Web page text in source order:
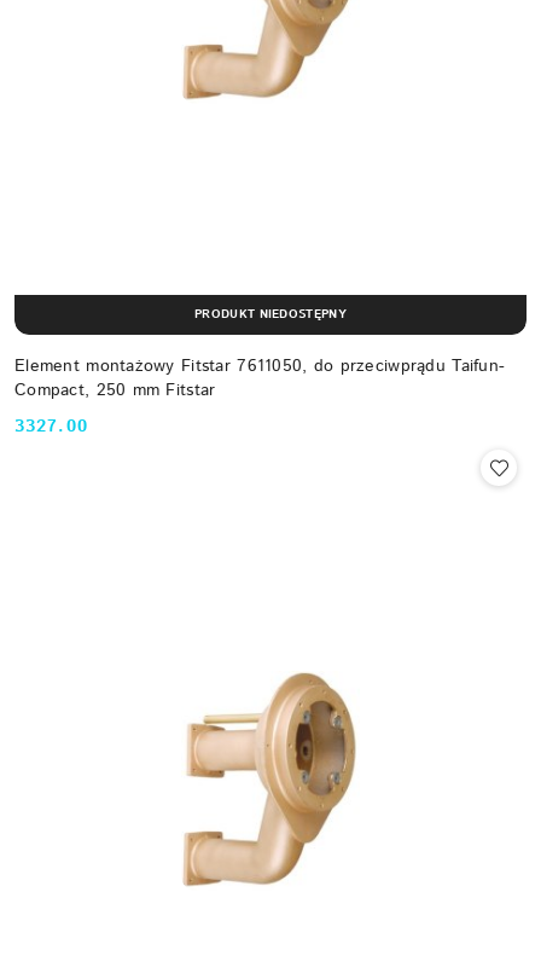
Element montażowy Fitstar 7611050, do przeciwprądu Taifun-
Compact, 250 mm Fitstar
Cena:
3327.00
PRODUKT NIEDOSTĘPNY